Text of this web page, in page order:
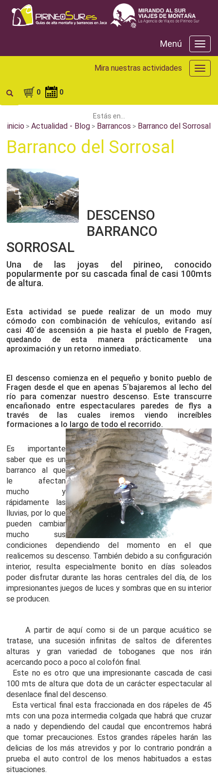
Menú
Menú
Mira
Mira nuestras actividades
0 0
Estás en...
inicio > Actualidad - Blog > Barrancos > Barranco del Sorrosal
Barranco del Sorrosal
DESCENSO
BARRANCO
SORROSAL
Una de las joyas del pirineo, conocido
popularmente por su cascada final de casi 100mts
de altura.
Esta actividad se puede realizar de un modo muy
cómodo con combinación de vehículos, evitando así
casi 40´de ascensión a pie hasta el pueblo de Fragen,
quedando de esta manera prácticamente una
aproximación y un retorno inmediato.
El descenso comienza en el pequeño y bonito pueblo de
Fragen desde el que en apenas 5´bajaremos al lecho del
río para comenzar nuestro descenso. Este transcurre
encañonado entre espectaculares paredes de flys a
través de las cuales iremos viendo increíbles
formaciones a lo largo de todo el recorrido.
Es importante
saber que es un
barranco al que
le afectan
mucho y
rápidamente las
lluvias, por lo que
pueden cambiar
mucho sus
condiciones dependiendo del momento en el que
realicemos su descenso. También debido a su configuración
interior, resulta especialmente bonito en días soleados
poder disfrutar durante las horas centrales del día, de los
impresionantes juegos de luces y sombras que en su interior
se producen.
A partir de aquí como si de un parque acuático se
tratase, una sucesión infinitas de saltos de diferentes
alturas y gran variedad de toboganes que nos irán
acercando poco a poco al colofón final.
Este no es otro que una impresionante cascada de casi
100 mts de altura que dota de un carácter espectacular al
desenlace final del descenso.
Esta vertical final esta fraccionada en dos rápeles de 45
mts con una poza intermedia colgada que habrá que cruzar
a nado y dependiendo del caudal que encontremos habrá
que tomar precauciones. Estos grandes rápeles harán las
delicias de los más atrevidos y por lo contrario pondrán a
prueba el auto control de los menos habituados a estas
situaciones.